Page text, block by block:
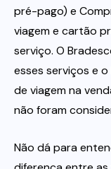
pré-pago) e
viagem e cartão
serviço. O
esses serviços e
de viagem na
não foram
Não dá para